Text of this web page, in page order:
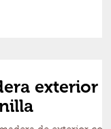
exterior -